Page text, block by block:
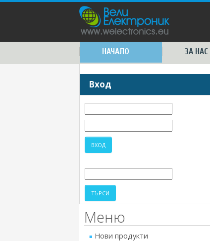
НАЧАЛО ЗА НАС
Вход
Меню
Нови продукти